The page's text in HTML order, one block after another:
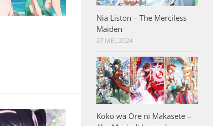
Nia Liston – The Merciless
Maiden
27 MEI, 2024
Koko wa Ore ni Makasete –